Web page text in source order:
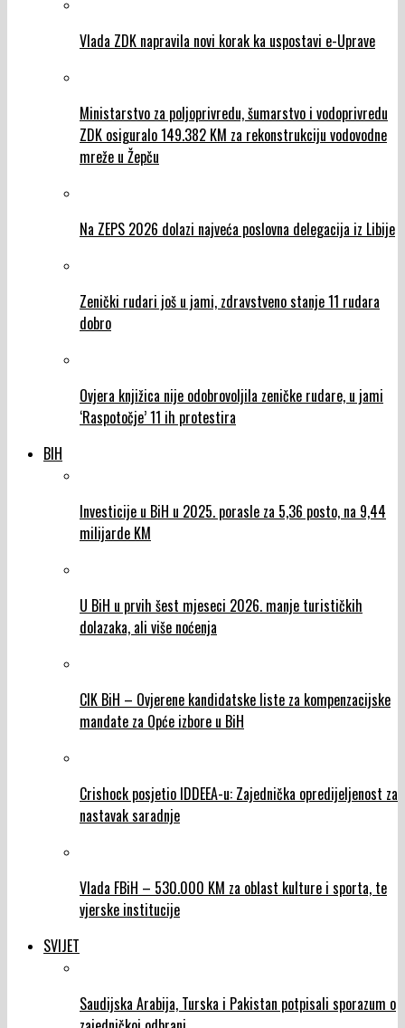
Vlada ZDK napravila novi korak ka uspostavi e-Uprave
Ministarstvo za poljoprivredu, šumarstvo i vodoprivredu
ZDK osiguralo 149.382 KM za rekonstrukciju vodovodne
mreže u Žepču
Na ZEPS 2026 dolazi najveća poslovna delegacija iz Libije
Zenički rudari još u jami, zdravstveno stanje 11 rudara
dobro
Ovjera knjižica nije odobrovoljila zeničke rudare, u jami
‘Raspotočje’ 11 ih protestira
BIH
Investicije u BiH u 2025. porasle za 5,36 posto, na 9,44
milijarde KM
U BiH u prvih šest mjeseci 2026. manje turističkih
dolazaka, ali više noćenja
CIK BiH – Ovjerene kandidatske liste za kompenzacijske
mandate za Opće izbore u BiH
Crishock posjetio IDDEEA-u: Zajednička opredijeljenost za
nastavak saradnje
Vlada FBiH – 530.000 KM za oblast kulture i sporta, te
vjerske institucije
SVIJET
Saudijska Arabija, Turska i Pakistan potpisali sporazum o